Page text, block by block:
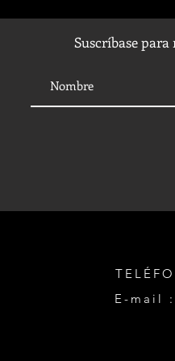
Suscríbase para
E-mail :